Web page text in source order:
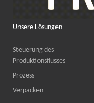
Unsere Lösungen
Steuerung des
Produktionsflusses
Prozess
Verpacken